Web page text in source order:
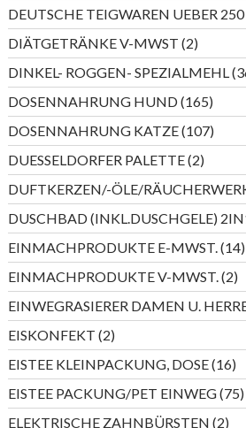
DEUTSCHE TEIGWAREN UEBER
DIÄTGETRÄNKE V-MWST 22
DINKEL- ROGGEN- SPEZIALMEHL
DOSENNAHRUNG HUND 165165
DOSENNAHRUNG KATZE 107107
DUESSELDORFER PALETTE 22
DUFTKERZEN/-ÖLE/
DUSCHBAD (INKL.DUSCHGELE)
EINMACHPRODUKTE E-MWST. 14
EINMACHPRODUKTE V-MWST. 22
EINWEGRASIERER DAMEN U.
EISKONFEKT 22
Produkte
EISTEE KLEINPACKUNG, DOSE 1616
EISTEE PACKUNG/PET EINWEG 7575
ELEKTRISCHE ZAHNBÜRSTEN 22